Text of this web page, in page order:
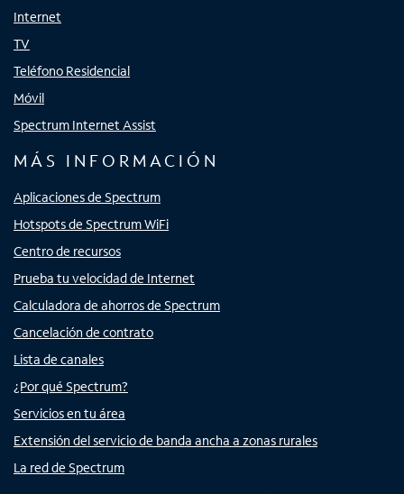
Internet
TV
Teléfono Residencial
Móvil
Spectrum Internet Assist
MÁS INFORMACIÓN
Aplicaciones de Spectrum
Hotspots de Spectrum WiFi
Centro de recursos
Prueba tu velocidad de Internet
Calculadora de ahorros de Spectrum
Cancelación de contrato
Lista de canales
¿Por qué Spectrum?
Servicios en tu área
Extensión del servicio de banda ancha a zonas rurales
La red de Spectrum